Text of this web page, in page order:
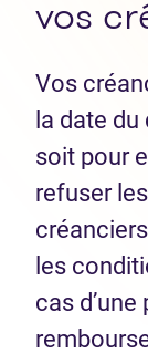
vos
Vos
la date
soit pour
refuser
les
cas